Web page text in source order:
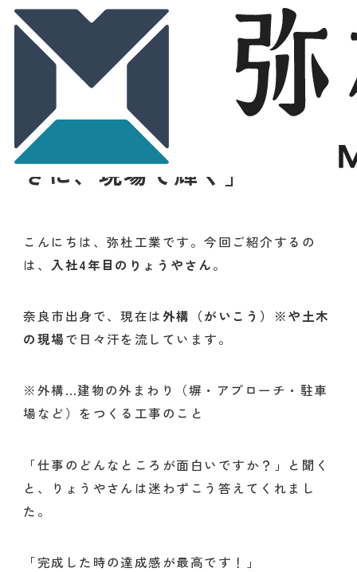
スタッフ紹介「明るく前向
きに、現場で輝く」
こんにちは、弥杜工業です。今回ご紹介するの
は、 入社4年目のりょうやさん。
奈良市出身で、現在は外構（がいこう）※や土木
の現場で日々汗を流しています。
※外構…建物の外まわり（塀・アプローチ・駐車
場など）をつくる工事のこと
「仕事のどんなところが面白いですか？」と聞く
と、りょうやさんは迷わずこう答えてくれまし
た。
「完成した時の達成感が最高です！」